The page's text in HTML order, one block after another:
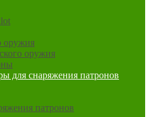
оружия
оружия
для снаряжения патронов
патронов